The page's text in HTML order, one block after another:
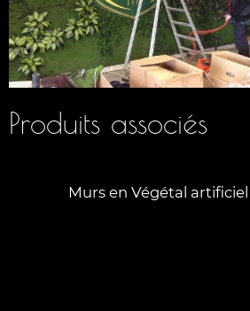
Produits associés
Murs en Végétal artificiel